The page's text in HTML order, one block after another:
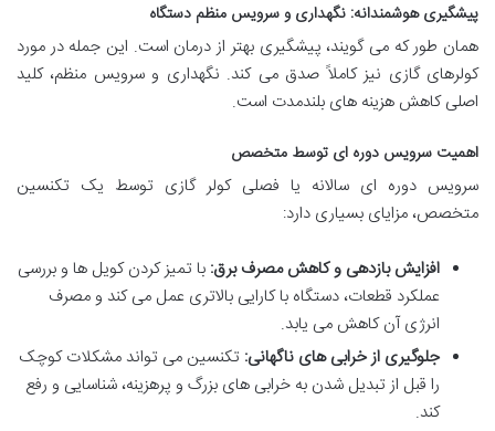
پیشگیری هوشمندانه: نگهداری و سرویس منظم دستگاه
همان طور که می گویند، پیشگیری بهتر از درمان است. این جمله در مورد
کولرهای گازی نیز کاملاً صدق می کند. نگهداری و سرویس منظم، کلید
اصلی کاهش هزینه های بلندمدت است.
اهمیت سرویس دوره ای توسط متخصص
سرویس دوره ای سالانه یا فصلی کولر گازی توسط یک تکنسین
متخصص، مزایای بسیاری دارد:
افزایش بازدهی و کاهش مصرف برق: با تمیز کردن کویل ها و بررسی
عملکرد قطعات، دستگاه با کارایی بالاتری عمل می کند و مصرف
انرژی آن کاهش می یابد.
جلوگیری از خرابی های ناگهانی: تکنسین می تواند مشکلات کوچک
را قبل از تبدیل شدن به خرابی های بزرگ و پرهزینه، شناسایی و رفع
کند.